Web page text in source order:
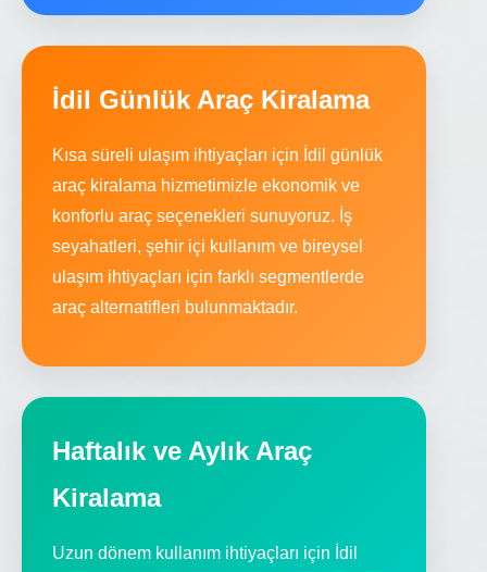
İdil Günlük Araç Kiralama
Kısa süreli ulaşım ihtiyaçları için İdil günlük
araç kiralama hizmetimizle ekonomik ve
konforlu araç seçenekleri sunuyoruz. İş
seyahatleri, şehir içi kullanım ve bireysel
ulaşım ihtiyaçları için farklı segmentlerde
araç alternatifleri bulunmaktadır.
Haftalık ve Aylık Araç
Kiralama
Uzun dönem kullanım ihtiyaçları için İdil